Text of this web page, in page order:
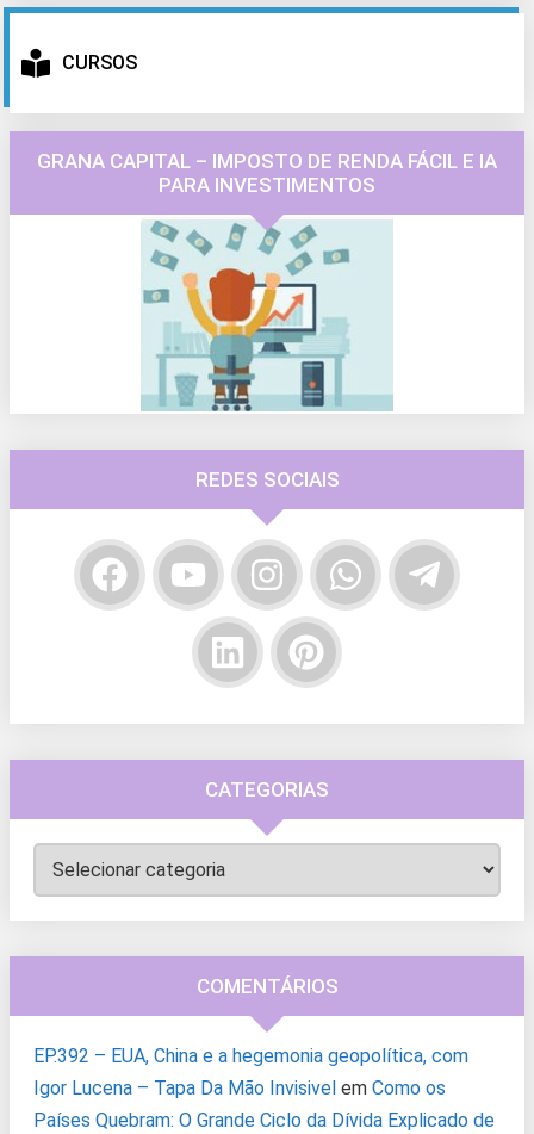
CURSOS
GRANA CAPITAL – IMPOSTO DE RENDA FÁCIL E IA
PARA INVESTIMENTOS
REDES SOCIAIS
CATEGORIAS
Categorias
COMENTÁRIOS
EP.392 – EUA, China e a hegemonia geopolítica, com
Igor Lucena – Tapa Da Mão Invisivel em Como os
Países Quebram: O Grande Ciclo da Dívida Explicado de